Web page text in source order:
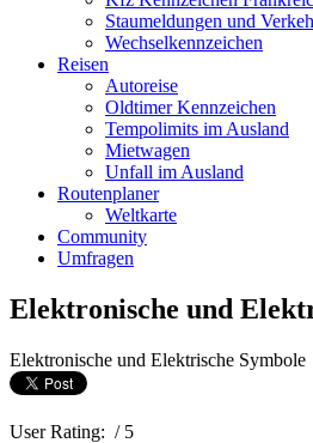
Staumeldungen und
Wechselkennzeichen
Reisen
Autoreise
Oldtimer Kennzeichen
Tempolimits im Ausland
Mietwagen
Unfall im Ausland
Routenplaner
Weltkarte
Community
Umfragen
Elektronische und
Elektronische und Elektrische Symbole
User Rating: / 5